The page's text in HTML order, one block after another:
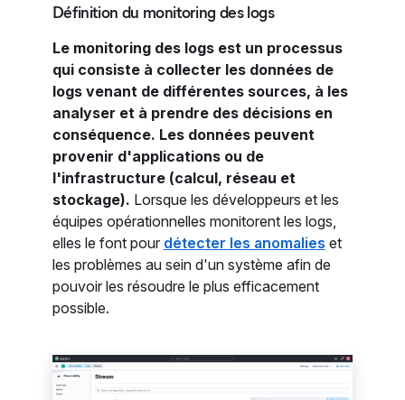
Définition du monitoring des logs
Le monitoring des logs est un processus
qui consiste à collecter les données de
logs venant de différentes sources, à les
analyser et à prendre des décisions en
conséquence. Les données peuvent
provenir d'applications ou de
l'infrastructure (calcul, réseau et
stockage). Lorsque les développeurs et les
équipes opérationnelles monitorent les logs,
elles le font pour détecter les anomalies et
les problèmes au sein d'un système afin de
pouvoir les résoudre le plus efficacement
possible.